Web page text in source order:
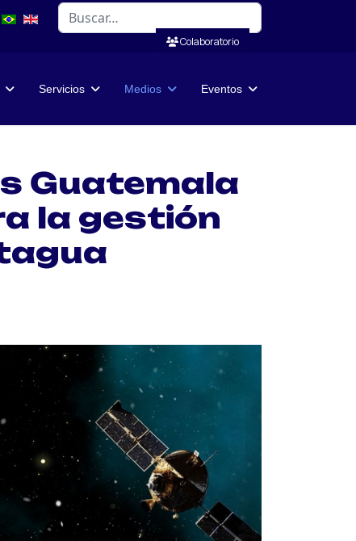
Buscar
Colaboratorio
Servicios Medios Eventos
Guatemala
la gestión